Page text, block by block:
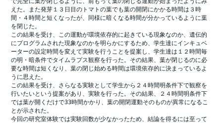
えた。また発芽１３日目のトマトの葉でも葉の開閉にかかる時間は３時
間・４時間と短くなったが、同様に暗くなる時間が分かっているように葉
を閉じた。
この結果を受け、この運動が環境依存的に起きている現象なのか、遺伝的
にプログラムされた現象なのかを明らかにするため、学生達にインキュベ
ーターの設定時間を変えて実験を行うことを提案し、学生達は１２時間毎
の明・暗条件でタイムラプス観察を行った。その結果、葉が閉じるのに必
要な時間は短くなり、葉の閉じ始める時間は環境依存的に決まっているよ
うに思えた。
この結果を受け、さらなる実験として学生から２４時間明条件下で観察を
行いたいという提案があり、実験を行った。その結果、２４時間明条件下
では葉が開くだけで33時間かかり、葉の開閉運動そのものが異常になるこ
とが示された。
今回の研究室体験では実験回数が少なかったため、結論を得るには至って